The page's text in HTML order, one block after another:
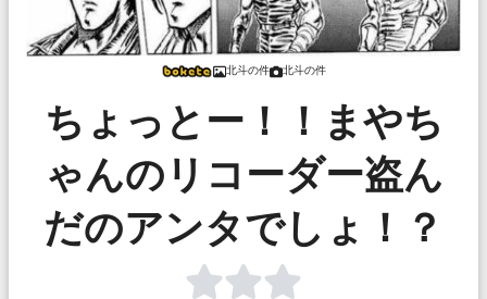
北斗の件 北斗の件
ちょっとー！！まやち
ゃんのリコーダー盗ん
だのアンタでしょ！？